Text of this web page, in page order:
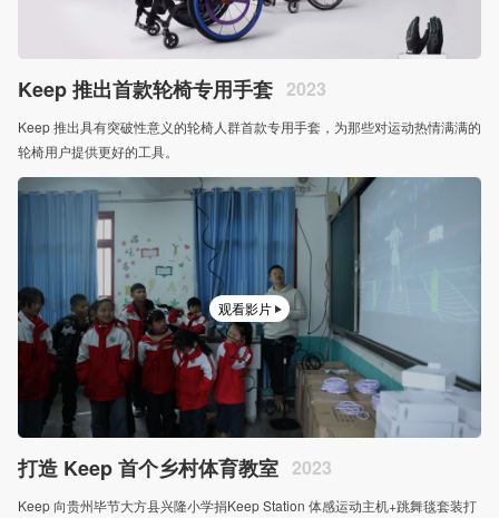
Keep 推出首款轮椅专用手套 2023
Keep 推出具有突破性意义的轮椅人群首款专用手套，为那些对运动热情满满的
轮椅用户提供更好的工具。
观看影片
打造 Keep 首个乡村体育教室 2023
Keep 向贵州毕节大方县兴隆小学捐Keep Station 体感运动主机+跳舞毯套装打